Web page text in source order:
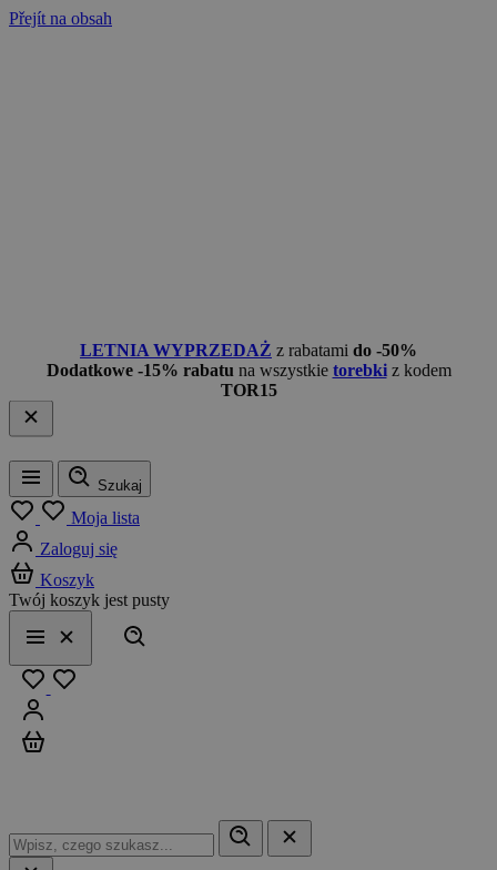
Přejít na obsah
LETNIA WYPRZEDAŻ z rabatami do -50%
Dodatkowe -15% rabatu na wszystkie torebkiz kodem
TOR15
Menu
Szukaj
Moja lista
Zaloguj się
Koszyk
Twój koszyk jest pusty
Menu
Zamknij